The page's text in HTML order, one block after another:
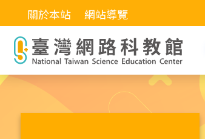
關於本站 網站導覽